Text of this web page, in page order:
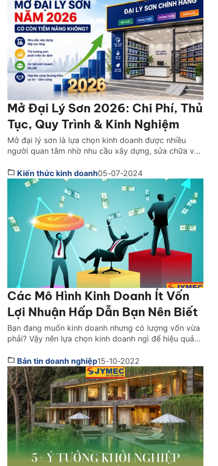
Mở Đại Lý Sơn 2026: Chi Phí, Thủ
Tục, Quy Trình & Kinh Nghiệm
Mở đại lý sơn là lựa chọn kinh doanh được nhiều
người quan tâm nhờ nhu cầu xây dựng, sửa chữa và
2026. Tuy nhiên, để vận hành hiệu quả bạn không chỉ
cần chuẩn bị nguồn vốn tốt mà còn phải lựa […]
Kiến thức kinh doanh05-07-2024
Các Mô Hình Kinh Doanh Ít Vốn
Lợi Nhuận Hấp Dẫn Bạn Nên Biết
Bạn đang muốn kinh doanh nhưng có lượng vốn vừa
phải? Vậy nên lựa chọn kinh doanh ngì để hiệu quả
dưới đây để có thêm nhiều lựa chọn hơn nhé! 1. Thế
nào được gói là mô hình kinh doanh ít vốn Hiện […]
Bản tin doanh nghiệp15-10-2022